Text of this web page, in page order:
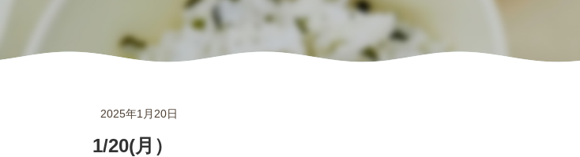
2025年1月20日
1/20(月）